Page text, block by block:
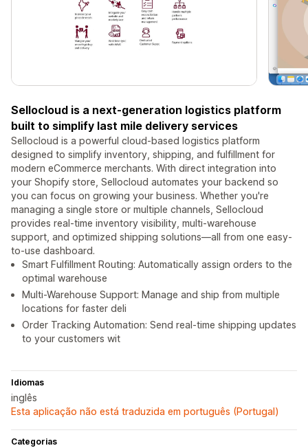
Sellocloud is a next-generation logistics platform
built to simplify last mile delivery services
Sellocloud is a powerful cloud-based logistics platform
designed to simplify inventory, shipping, and fulfillment for
modern eCommerce merchants. With direct integration into
your Shopify store, Sellocloud automates your backend so
you can focus on growing your business. Whether you're
managing a single store or multiple channels, Sellocloud
provides real-time inventory visibility, multi-warehouse
support, and optimized shipping solutions—all from one easy-
to-use dashboard.
Smart Fulfillment Routing: Automatically assign orders to the
optimal warehouse
Multi-Warehouse Support: Manage and ship from multiple
locations for faster deli
Order Tracking Automation: Send real-time shipping updates
to your customers wit
Idiomas
inglês
Esta aplicação não está traduzida em português (Portugal)
Categorias